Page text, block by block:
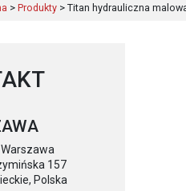
> Produkty > Titan hydrauliczna
157
Polska